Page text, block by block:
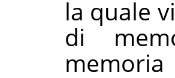
la quale
di